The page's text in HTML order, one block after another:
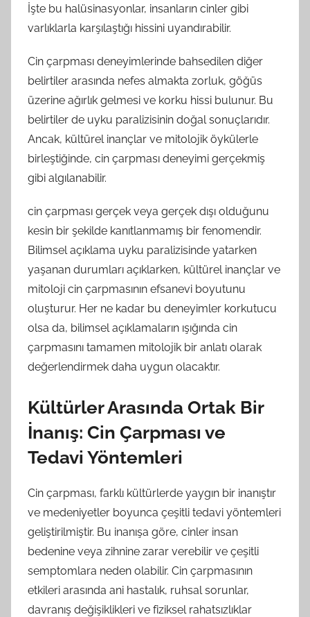
İşte bu halüsinasyonlar, insanların cinler gibi
varlıklarla karşılaştığı hissini uyandırabilir.
Cin çarpması deneyimlerinde bahsedilen diğer
belirtiler arasında nefes almakta zorluk, göğüs
üzerine ağırlık gelmesi ve korku hissi bulunur. Bu
belirtiler de uyku paralizisinin doğal sonuçlarıdır.
Ancak, kültürel inançlar ve mitolojik öykülerle
birleştiğinde, cin çarpması deneyimi gerçekmiş
gibi algılanabilir.
cin çarpması gerçek veya gerçek dışı olduğunu
kesin bir şekilde kanıtlanmamış bir fenomendir.
Bilimsel açıklama uyku paralizisinde yatarken
yaşanan durumları açıklarken, kültürel inançlar ve
mitoloji cin çarpmasının efsanevi boyutunu
oluşturur. Her ne kadar bu deneyimler korkutucu
olsa da, bilimsel açıklamaların ışığında cin
çarpmasını tamamen mitolojik bir anlatı olarak
değerlendirmek daha uygun olacaktır.
Kültürler Arasında Ortak Bir
İnanış: Cin Çarpması ve
Tedavi Yöntemleri
Cin çarpması, farklı kültürlerde yaygın bir inanıştır
ve medeniyetler boyunca çeşitli tedavi yöntemleri
geliştirilmiştir. Bu inanışa göre, cinler insan
bedenine veya zihnine zarar verebilir ve çeşitli
semptomlara neden olabilir. Cin çarpmasının
etkileri arasında ani hastalık, ruhsal sorunlar,
davranış değişiklikleri ve fiziksel rahatsızlıklar